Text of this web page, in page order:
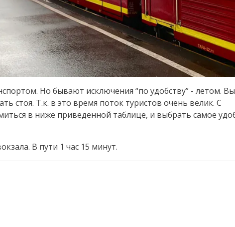
Но бывают исключения “по удобству” - летом. Вы
стоя. Т.к. в это время поток туристов очень велик. С
в ниже приведенной таблице, и выбрать самое
В пути 1 час 15 минут.